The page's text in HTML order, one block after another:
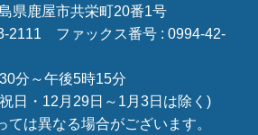
県鹿屋市共栄町20番1号
2111
ファックス番号 : 0994-42-
分～午後5時15分
日・12月29日～1月3日は除く)
は異なる場合がございます。